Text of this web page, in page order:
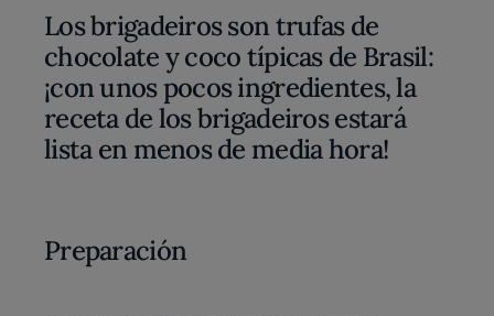
Los brigadeiros son trufas de
chocolate y coco típicas de Brasil:
¡con unos pocos ingredientes, la
receta de los brigadeiros estará
lista en menos de media hora!
Preparación